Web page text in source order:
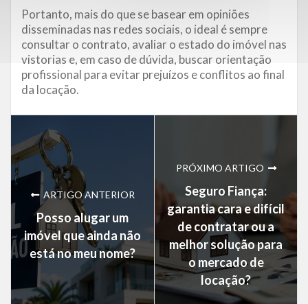
Portanto, mais do que se basear em opiniões
disseminadas nas redes sociais, o ideal é sempre
consultar o contrato, avaliar o estado do imóvel nas
vistorias e, em caso de dúvida, buscar orientação
profissional para evitar prejuízos e conflitos ao final
da locação.
ARTIGO ANTERIOR
Posso alugar um
imóvel que ainda não
está no meu nome?
PRÓXIMO ARTIGO
Seguro Fiança:
garantia cara e difícil
de contratar ou a
melhor solução para
o mercado de
locação?